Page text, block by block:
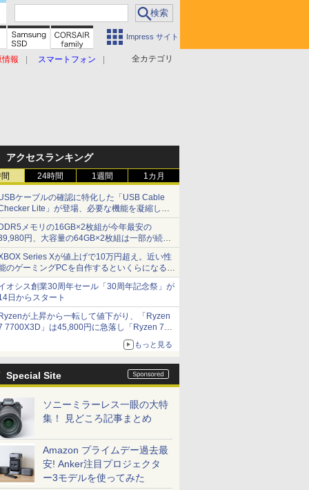
Impress サイト
全カテゴリ
情報 スマートフォン
アクセスランキング
24時間 1週間 1カ月
ケーブルの確認に特化した「USB Cable
Lite」が登場、必要な機能を凝縮しコ
パクトに 7日発売
メモリの16GB×2枚組が今年最安の
円、大容量の64GB×2枚組は一部が続騰
月前半のメモリ価格]
Series Xが値上げで10万円超え。近い性
のゲーミングPCを自作するといくらになる？
石田賀津男の『酒の肴にPCゲーム』】
オシス創業30周年セール「30周年記念祭」が
日からスタート
が上昇から一転して値下がり、「Ryzen
7700X3D」は45,800円に急落し「Ryzen 7
」との価格逆転解消 [8月前半のCPU
もっと見る
Special Site
ソニーミラーレス一眼の大特
集！ 見どころ記事まとめ
Amazon プライムデー過去最
安! Anker注目プロジェクタ
ー3モデルを使ってみた